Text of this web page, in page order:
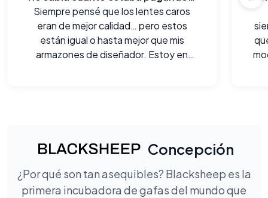
Siempre pensé que los lentes caros
eran de mejor calidad… pero estos
están igual o hasta mejor que mis
armazones de diseñador. Estoy en
Concepción
¿Por qué son tan asequibles? Blacksheep es la
primera incubadora de gafas del mundo que